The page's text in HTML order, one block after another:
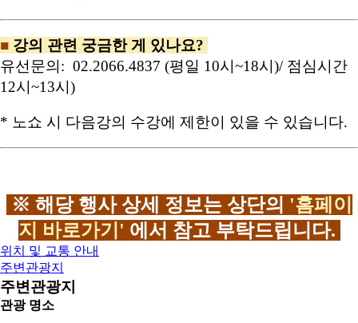
■ 강의 관련 궁금한 게 있나요?
유선문의: 02.2066.4837 (평일 10시~18시)/ 점심시간
12시~13시)
* 노쇼 시 다음강의 수강에 제한이 있을 수 있습니다.
※ 해당 행사 상세 정보는 상단의 '홈페이
지 바로가기' 에서 참고 부탁드립니다.
위치 및 교통 안내
주변관광지
주변관광지
관광 명소